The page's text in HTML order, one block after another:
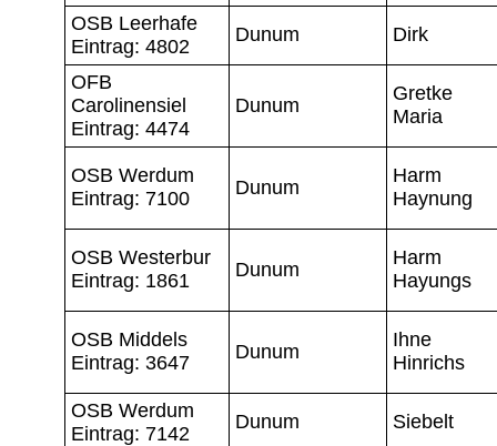
OSB Leerhafe
Eintrag: 4802
Dunum Dirk
OFB
Carolinensiel
Eintrag: 4474
Dunum
Gretke
Maria
OSB Werdum
Eintrag: 7100
Dunum
Harm
Haynung
OSB Westerbur
Eintrag: 1861
Dunum
Harm
Hayungs
OSB Middels
Eintrag: 3647
Dunum
Ihne
Hinrichs
OSB Werdum
Eintrag: 7142
Dunum Siebelt